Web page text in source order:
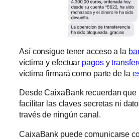
Así consigue tener acceso a la
víctima y efectuar pagosy
víctima firmará como parte de la
Desde CaixaBank recuerdan
facilitar las claves secretas ni
través de ningún canal.
CaixaBank puede comunicarse